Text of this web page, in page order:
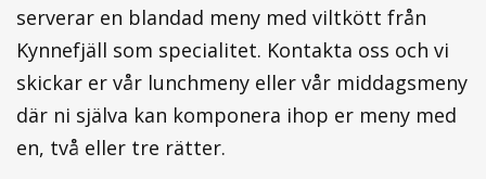
serverar en blandad meny med viltkött från
Kynnefjäll som specialitet. Kontakta oss och vi
skickar er vår lunchmeny eller vår middagsmeny
där ni själva kan komponera ihop er meny med
en, två eller tre rätter.